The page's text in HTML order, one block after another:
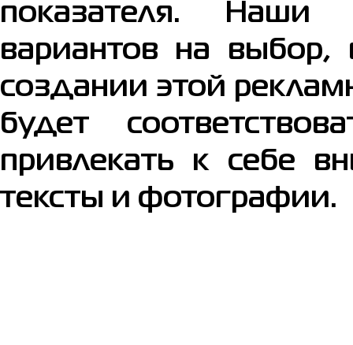
показателя. Наши
вариантов на
создании этой
будет
привлекать к себе
тексты и фотографии.